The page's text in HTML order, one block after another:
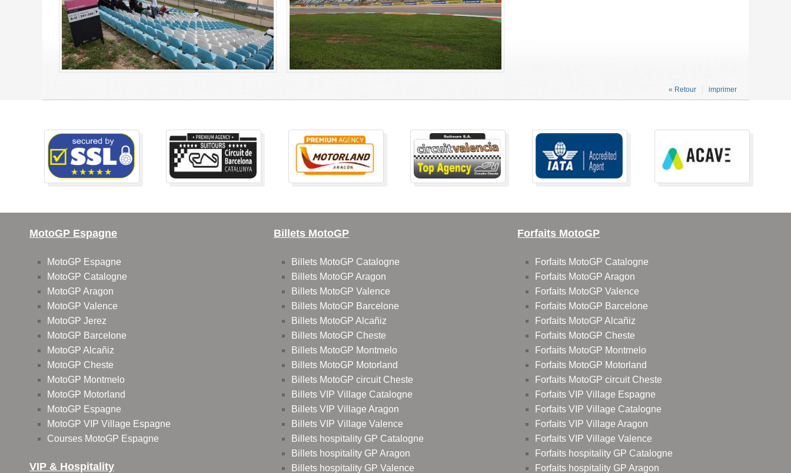
imprimer
« Retour
MotoGP Espagne
MotoGP Espagne
MotoGP Catalogne
MotoGP Aragon
MotoGP Valence
MotoGP Jerez
MotoGP Barcelone
MotoGP Alcañiz
MotoGP Cheste
MotoGP Montmelo
MotoGP Motorland
MotoGP Espagne
MotoGP VIP Village Espagne
Courses MotoGP Espagne
VIP & Hospitality
Billets MotoGP
Billets MotoGP Catalogne
Billets MotoGP Aragon
Billets MotoGP Valence
Billets MotoGP Barcelone
Billets MotoGP Alcañiz
Billets MotoGP Cheste
Billets MotoGP Montmelo
Billets MotoGP Motorland
Billets MotoGP circuit Cheste
Billets VIP Village Catalogne
Billets VIP Village Aragon
Billets VIP Village Valence
Billets hospitality GP Catalogne
Billets hospitality GP Aragon
Billets hospitality GP Valence
Forfaits MotoGP
Forfaits MotoGP Catalogne
Forfaits MotoGP Aragon
Forfaits MotoGP Valence
Forfaits MotoGP Barcelone
Forfaits MotoGP Alcañiz
Forfaits MotoGP Cheste
Forfaits MotoGP Montmelo
Forfaits MotoGP Motorland
Forfaits MotoGP circuit Cheste
Forfaits VIP Village Espagne
Forfaits VIP Village Catalogne
Forfaits VIP Village Aragon
Forfaits VIP Village Valence
Forfaits hospitality GP Catalogne
Forfaits hospitality GP Aragon